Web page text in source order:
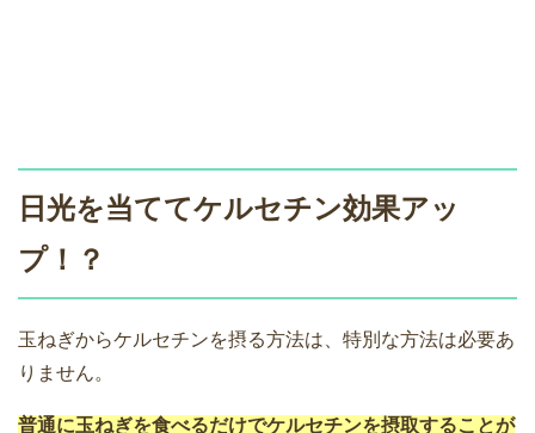
日光を当ててケルセチン効果アッ
プ！？
玉ねぎからケルセチンを摂る方法は、特別な方法は必要あ
りません。
普通に玉ねぎを食べるだけでケルセチンを摂取することが